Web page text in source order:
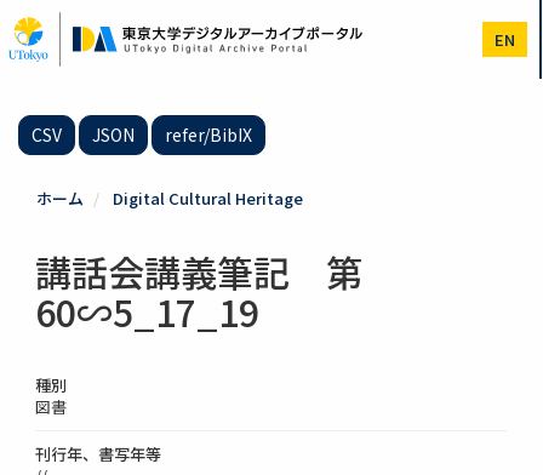
イ
ン
EN
CSV JSON refer/BibIX
ホーム Digital Cultural Heritage
講話会講義筆記 第
60∽5_17_19
種別
図書
刊行年、書写年等